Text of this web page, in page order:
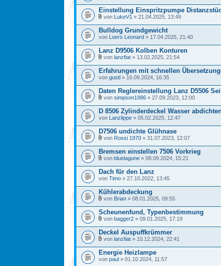
Einstellung Einspritzpumpe
von LukeV1 » 21.04.2025, 13:49
Bulldog Grundgewicht
von Loers Leonard » 17.04.2025, 21:40
Lanz D9506 Kolben Konturen
von lanzfiat » 13.02.2025, 21:54
Erfahrungen mit schnellen
von gustl » 16.09.2024, 16:35
Daten Reglereinstellung Lanz D5506
von simpson1986 » 27.09.2023, 12:00
D 8506 Zylinderdeckel Wasser
von Lanzlippe » 05.02.2025, 12:47
D7506 undichte Glühnase
von Rossi 1970 » 31.07.2023, 12:07
Bremsen einstellen 7506 Vorkrieg
von bluelagune » 08.09.2024, 15:21
Dach für den Lanz
von Timo » 27.10.2022, 13:45
Kühlerabdeckung
von Brian » 08.01.2025, 09:55
Scheunenfund, Typenbestimmung
von bagger2 » 09.01.2025, 17:19
Deckel Auspuffkrümmer
von lanzfiat » 10.12.2024, 22:41
Energie Heizlampe
von paul » 01.10.2024, 11:57